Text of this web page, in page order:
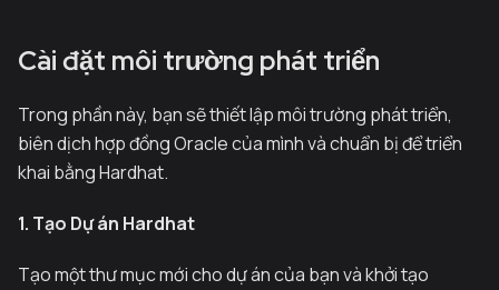
Cài đặt môi trường phát triển
Trong phần này, bạn sẽ thiết lập môi trường phát triển,
biên dịch hợp đồng Oracle của mình và chuẩn bị để triển
khai bằng Hardhat.
1. Tạo Dự án Hardhat
Tạo một thư mục mới cho dự án của bạn và khởi tạo